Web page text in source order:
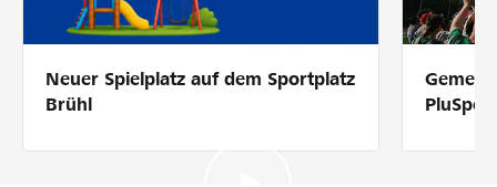
Aiuto & supporto
Partner / Banche Raiffeisen
Neuer Spielplatz auf dem Sportplatz
Brühl